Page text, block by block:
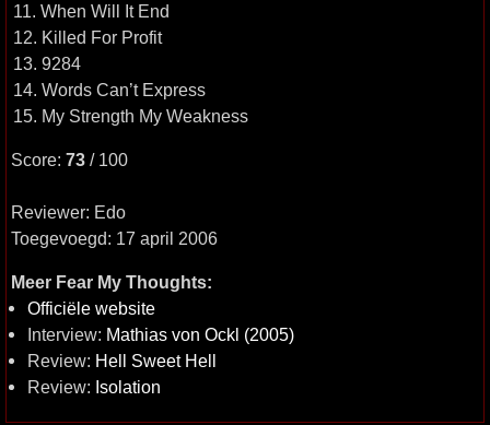
11. When Will It End
12. Killed For Profit
13. 9284
14. Words Can’t Express
15. My Strength My Weakness
Score: 73 / 100
Reviewer: Edo
Toegevoegd: 17 april 2006
Meer Fear My Thoughts:
Officiële website
Interview: Mathias von Ockl (2005)
Review: Hell Sweet Hell
Review: Isolation